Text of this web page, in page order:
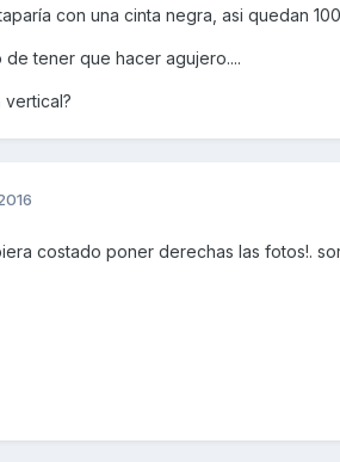
con una cinta negra, asi quedan
tener que hacer agujero....
costado poner derechas las fotos!.